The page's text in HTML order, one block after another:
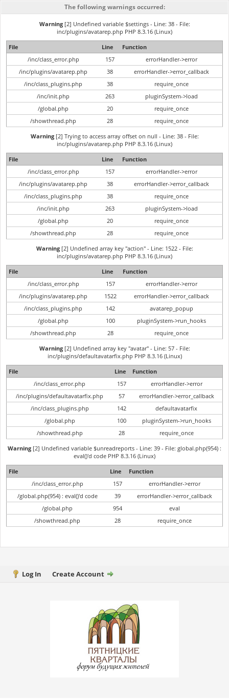
The following warnings occurred:
Warning[2] Undefined variable $settings - Line: 38 - File:
inc/plugins/avatarep.php PHP 8.3.16 (Linux)
File
Line
Function
/inc/class_error.php
157
errorHandler->error
/inc/plugins/avatarep.php
38
errorHandler->error_callback
/inc/class_plugins.php
38
require_once
/inc/init.php
263
pluginSystem->load
/global.php
20
require_once
/showthread.php
28
require_once
Warning[2] Trying to access array offset on null - Line: 38 - File:
inc/plugins/avatarep.php PHP 8.3.16 (Linux)
File
Line
Function
/inc/class_error.php
157
errorHandler->error
/inc/plugins/avatarep.php
38
errorHandler->error_callback
/inc/class_plugins.php
38
require_once
/inc/init.php
263
pluginSystem->load
/global.php
20
require_once
/showthread.php
28
require_once
Warning[2] Undefined array key "action" - Line: 1522 - File:
inc/plugins/avatarep.php PHP 8.3.16 (Linux)
File
Line
Function
/inc/class_error.php
157
errorHandler->error
/inc/plugins/avatarep.php
1522
errorHandler->error_callback
/inc/class_plugins.php
142
avatarep_popup
/global.php
100
pluginSystem->run_hooks
/showthread.php
28
require_once
Warning[2] Undefined array key "avatar" - Line: 57 - File:
inc/plugins/defaultavatarfix.php PHP 8.3.16 (Linux)
File
Line
Function
/inc/class_error.php
157
errorHandler->error
/inc/plugins/defaultavatarfix.php
57
errorHandler->error_callback
/inc/class_plugins.php
142
defaultavatarfix
/global.php
100
pluginSystem->run_hooks
/showthread.php
28
require_once
Warning [2] Undefined variable $unreadreports - Line: 39 - File: global.php(954) :
eval()'d code PHP 8.3.16 (Linux)
File
Line
Function
/inc/class_error.php
157
errorHandler->error
/global.php(954) : eval()'d code
39
errorHandler->error_callback
/global.php
954
eval
/showthread.php
28 require_once
Log In Create Account